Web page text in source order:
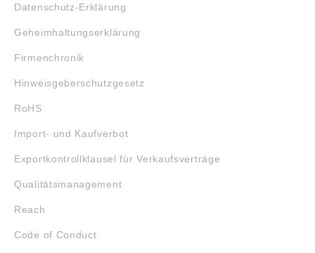
Datenschutz-Erklärung
Geheimhaltungserklärung
Firmenchronik
Hinweisgeberschutzgesetz
RoHS
Import- und Kaufverbot
Exportkontrollklausel für Verkaufsverträge
Qualitätsmanagement
Reach
Code of Conduct